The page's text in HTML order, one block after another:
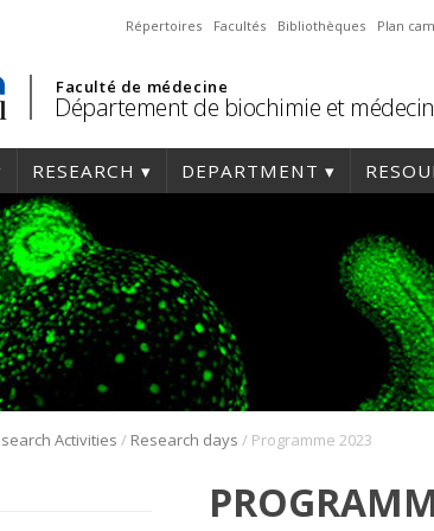
Répertoires Facultés Bibliothèques Plan
Faculté de médecine
Département de biochimie et
RESEARCH DEPARTMENT
Activities / Research days / Programme 2023